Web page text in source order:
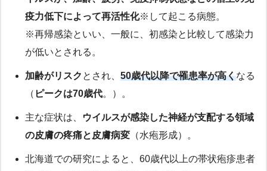
疫力低下によって再活性化※して起こる病態。
※再帰感染といい、一般に、初感染と比較して感染力
が低いとされる。
加齢がリスク とされ、 50歳代以降で罹患率が高くなる
（ ピークは70歳代。）。
主な症状は、
ウイルスが感染した神経が支配する領域
の皮膚の疼痛と皮膚病変 （水疱形成）。
北海道での研究によると、60歳代以上の帯状疱疹患者